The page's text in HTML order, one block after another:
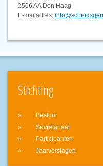
2506 AA Den Haag
E-mailadres:
Stichting
Bestuur
Secretariaat
Participanten
Jaarverslagen